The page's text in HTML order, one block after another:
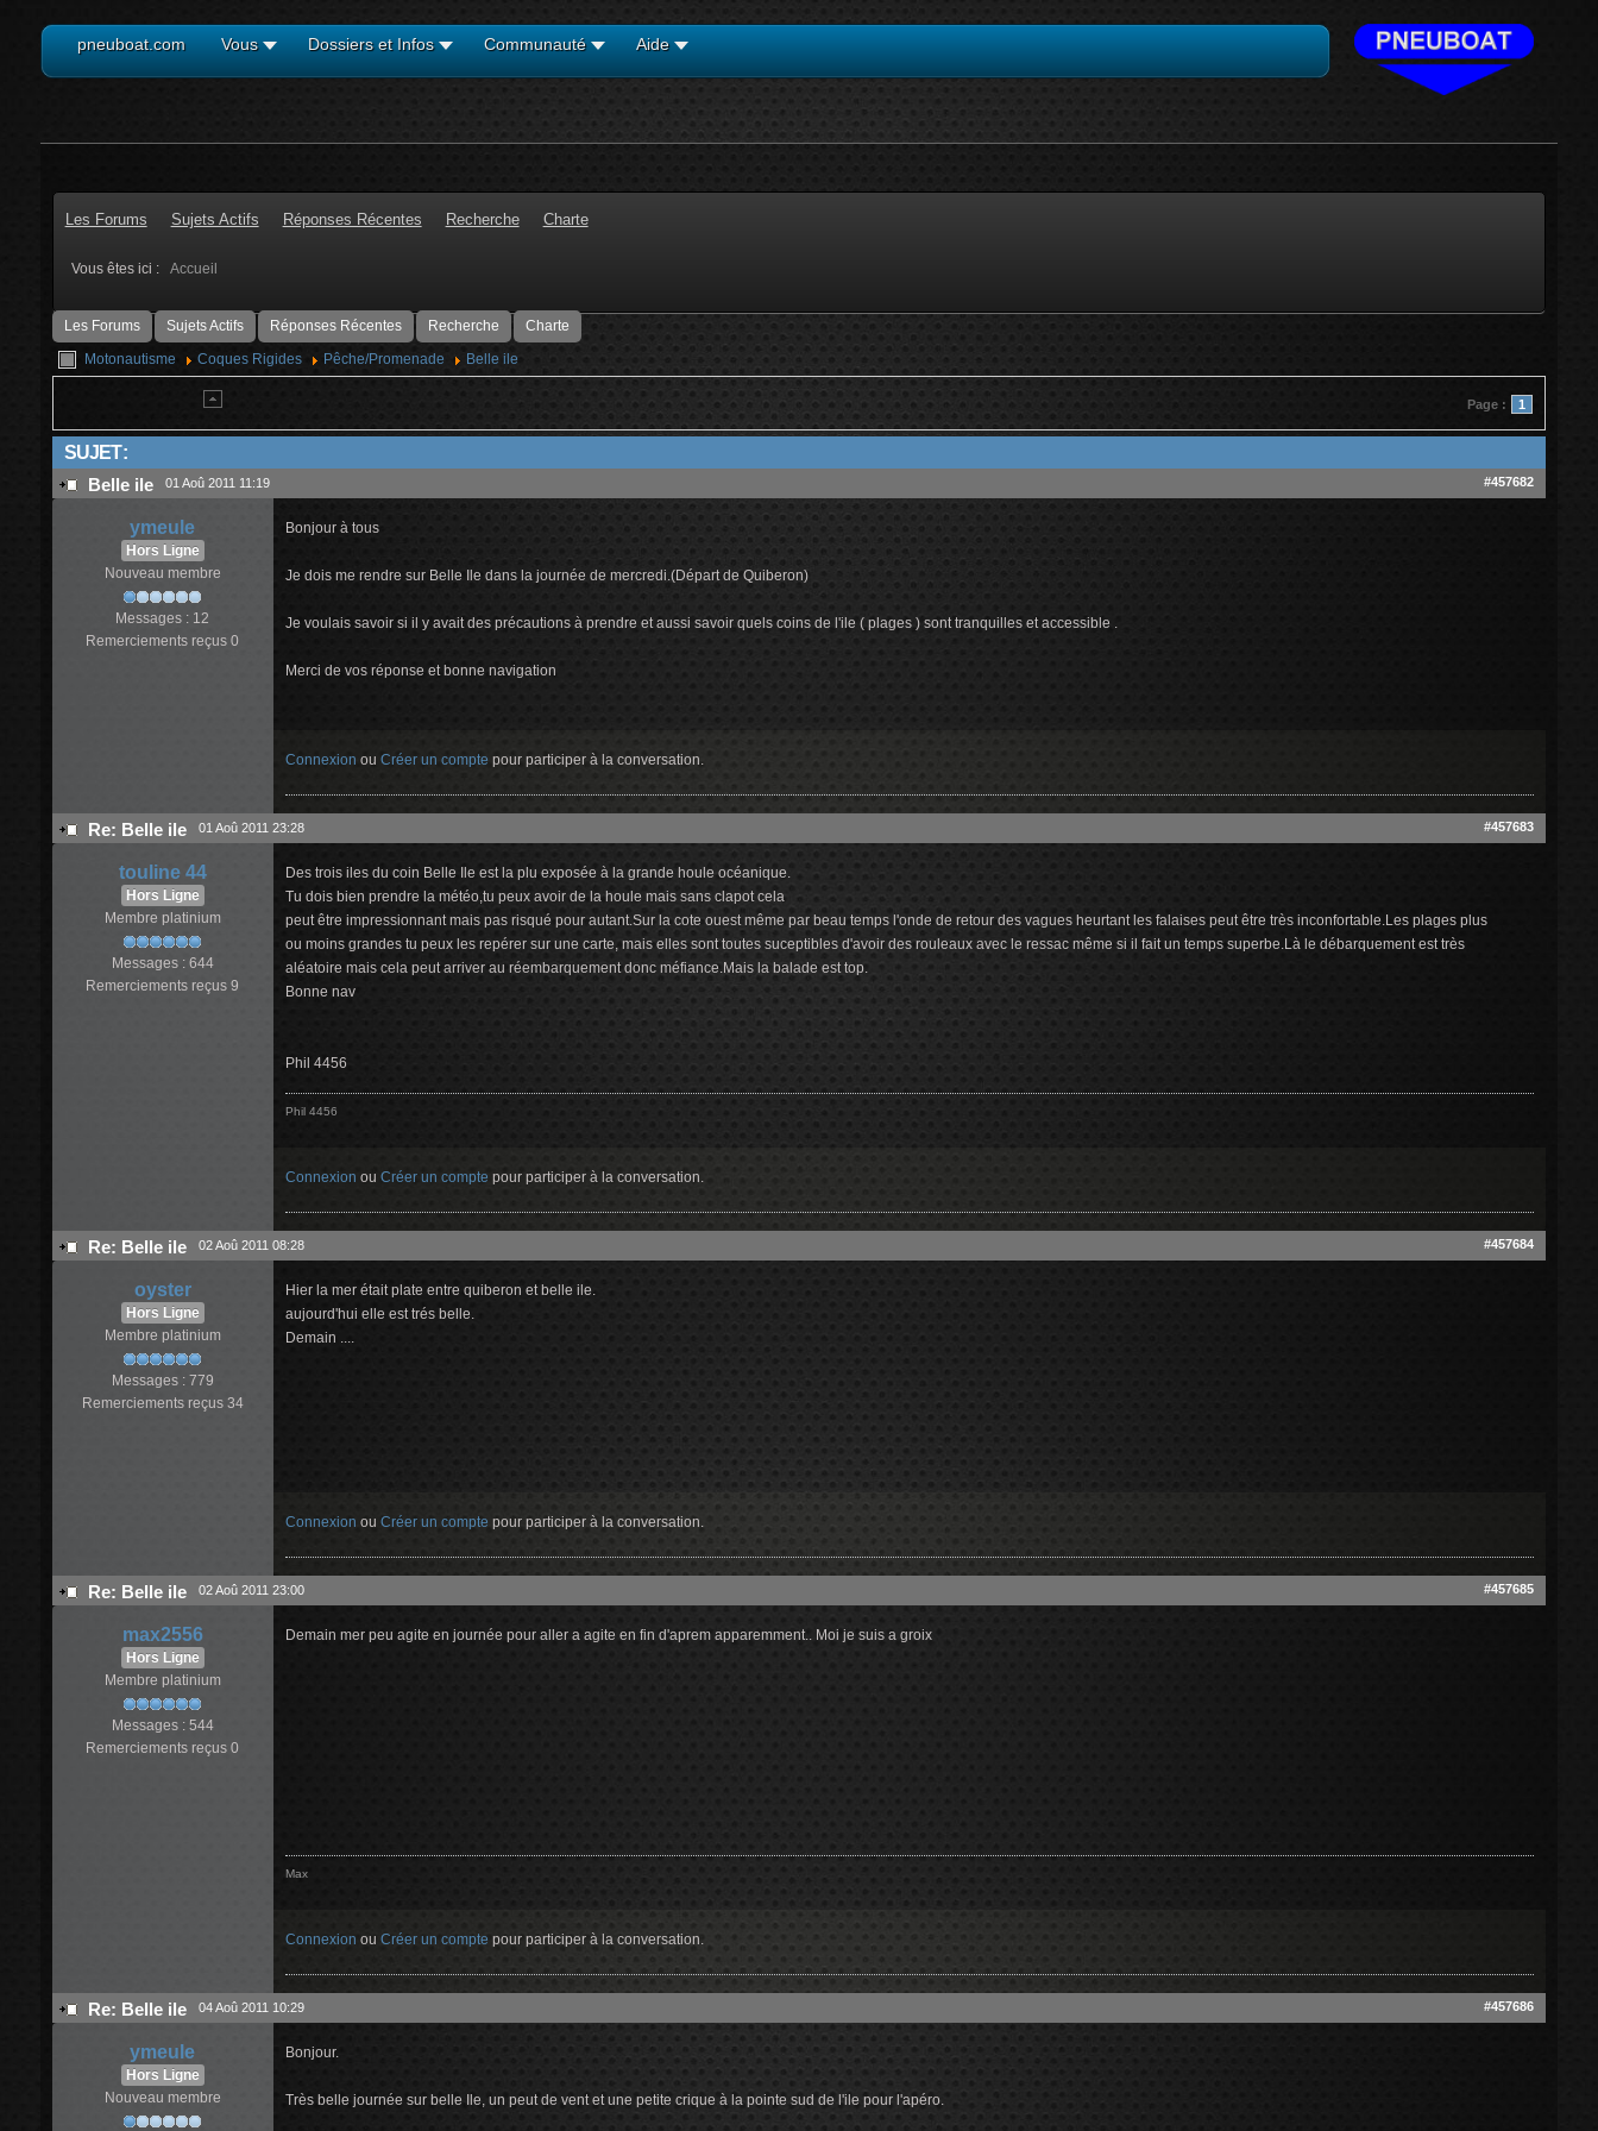
pneuboat.com Vous Dossiers et Infos Communauté Aide
Les Forums Sujets Actifs Réponses Récentes Recherche Charte
Vous êtes ici : Accueil
Les Forums Sujets Actifs Réponses Récentes Recherche
Charte
Motonautisme
Coques Rigides Pêche/Promenade Belle ile
Page : 1
SUJET :
Belle ile 01 Aoû 2011 11:19 #457682
ymeule
Hors Ligne
Nouveau membre
Messages : 12
Remerciements reçus 0
Bonjour à tous
Je dois me rendre sur Belle Ile dans la journée de mercredi.(Départ de Quiberon)
Je voulais savoir si il y avait des précautions à prendre et aussi savoir quels coins de l'ile ( plages ) sont tranquilles et accessible .
Merci de vos réponse et bonne navigation
Connexion ou Créer un comptepour participer à la conversation.
Re: Belle ile 01 Aoû 2011 23:28 #457683
touline 44
Hors Ligne
Membre platinium
Messages : 644
Remerciements reçus 9
Des trois iles du coin Belle Ile est la plu exposée à la grande houle océanique.
Tu dois bien prendre la météo,tu peux avoir de la houle mais sans clapot cela
peut être impressionnant mais pas risqué pour autant.Sur la cote ouest même par beau temps l'onde de retour des vagues heurtant les falaises peut être très inconfortable.Les plages plus
ou moins grandes tu peux les repérer sur une carte, mais elles sont toutes suceptibles d'avoir des rouleaux avec le ressac même si il fait un temps superbe.Là le débarquement est très
aléatoire mais cela peut arriver au réembarquement donc méfiance.Mais la balade est top.
Bonne nav
Phil 4456
Phil 4456
Connexion ou Créer un compte pour participer à la conversation.
Re: Belle ile 02 Aoû 2011 08:28 #457684
oyster
Hors Ligne
Membre platinium
Messages : 779
Remerciements reçus 34
Hier la mer était plate entre quiberon et belle ile.
aujourd'hui elle est trés belle.
Demain ....
Connexion ou Créer un compte pour participer à la conversation.
Re: Belle ile 02 Aoû 2011 23:00 #457685
max2556
Hors Ligne
Membre platinium
Messages : 544
Remerciements reçus 0
Demain mer peu agite en journée pour aller a agite en fin d'aprem apparemment.. Moi je suis a groix
Max
Connexion ou Créer un compte pour participer à la conversation.
Re: Belle ile 04 Aoû 2011 10:29 #457686
ymeule
Hors Ligne
Nouveau membre
Bonjour.
Très belle journée sur belle Ile, un peut de vent et une petite crique à la pointe sud de l'ile pour l'apéro.